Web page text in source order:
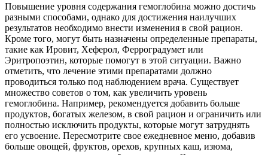
Повышение уровня содержания гемоглобина можно достичь
разными способами, однако для достижения наилучших
результатов необходимо внести изменения в свой рацион.
Кроме того, могут быть назначены определенные препараты,
такие как Ировит, Хеферол, Ферроградумет или
Эритропоэтин, которые помогут в этой ситуации. Важно
отметить, что лечение этими препаратами должно
проводиться только под наблюдением врача. Существует
множество советов о том, как увеличить уровень
гемоглобина. Например, рекомендуется добавить больше
продуктов, богатых железом, в свой рацион и ограничить или
полностью исключить продукты, которые могут затруднять
его усвоение. Пересмотрите свое ежедневное меню, добавив
больше овощей, фруктов, орехов, крупных каш, изюма,